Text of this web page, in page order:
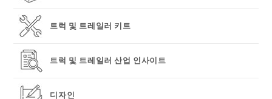
트럭 및 트레일러 키트
트럭 및 트레일러 산업 인사이트
디자인